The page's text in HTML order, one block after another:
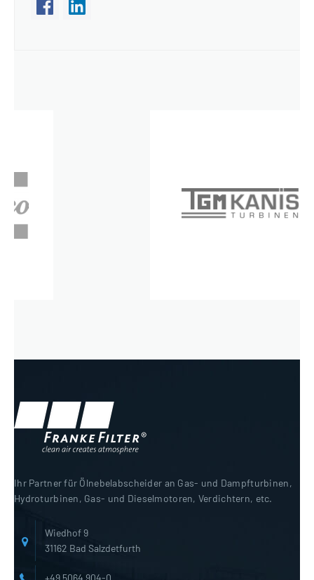
Ihr Partner für Ölnebelabscheider an Gas- und Dampfturbinen,
Hydroturbinen, Gas- und Dieselmotoren, Verdichtern, etc.
Wiedhof 9
31162 Bad Salzdetfurth